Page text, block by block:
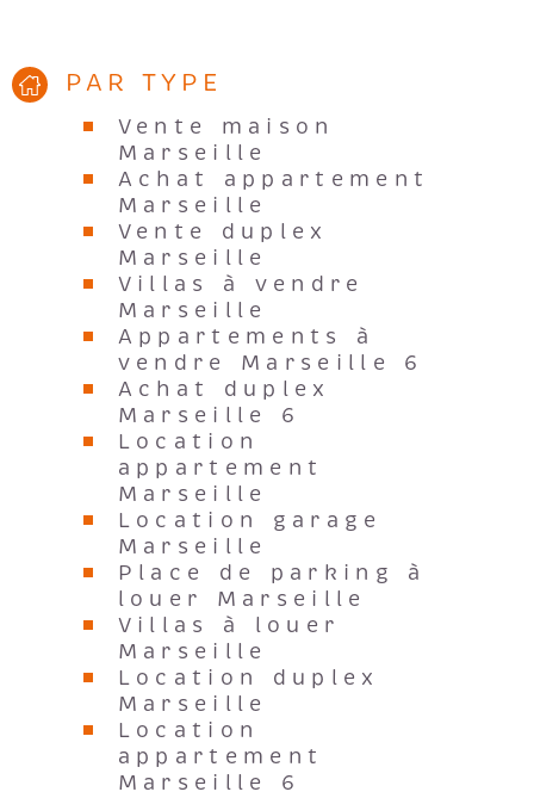
PAR TYPE
Vente maison
Marseille
Achat appartement
Marseille
Vente duplex
Marseille
Villas à vendre
Marseille
Appartements à
vendre Marseille 6
Achat duplex
Marseille 6
Location
appartement
Marseille
Location garage
Marseille
Place de parking à
louer Marseille
Villas à louer
Marseille
Location duplex
Marseille
Location
appartement
Marseille 6